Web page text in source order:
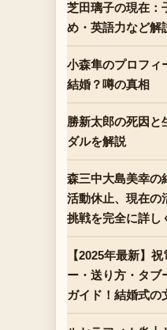
芝田璃子の現在：
め・英語力など解
小森隼のプロフィ
結婚？噂の真相
勝新太郎の死因と
ダルを解説
森三中大島美幸の
活動休止、現在の
挑戦を完全に詳し
【2025年最新】
ー・送り方・タブ
ガイド！結婚式の